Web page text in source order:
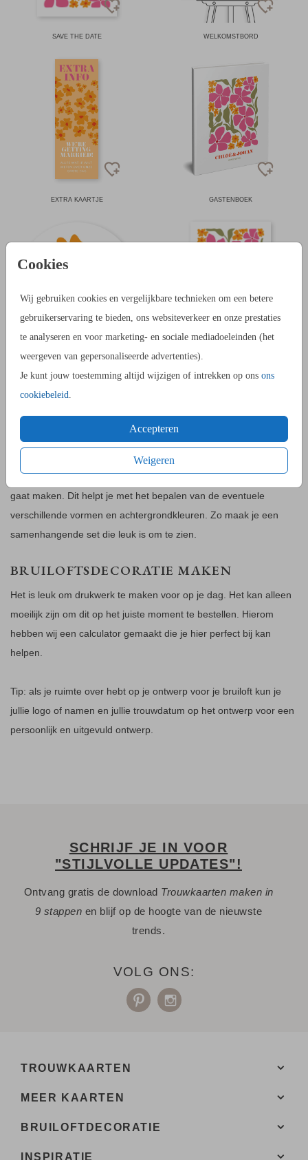
Cookies
Wij gebruiken cookies en vergelijkbare technieken om een betere
gebruikerservaring te bieden, ons websiteverkeer en onze prestaties
te analyseren en voor marketing- en sociale mediadoeleinden (het
weergeven van gepersonaliseerde advertenties).
Je kunt jouw toestemming altijd wijzigen of intrekken op ons ons
cookiebeleid
Accepteren
Weigeren
SAVE THE DATE WELKOMSTBORD
EXTRA KAARTJE GASTENBOEK
SLUITSTICKER
TROUWKAARTENSETS MAKEN
Voor het maken van een trouwkaartenset is het belangrijk om,
voordat je begint met ontwerpen, te bedenken wat je allemaal
gaat maken. Dit helpt je met het bepalen van de eventuele
verschillende vormen en achtergrondkleuren. Zo maak je een
samenhangende set die leuk is om te zien.
BRUILOFTSDECORATIE MAKEN
Het is leuk om drukwerk te maken voor op je dag. Het kan alleen
moeilijk zijn om dit op het juiste moment te bestellen. Hierom
hebben wij een calculator gemaakt die je hier perfect bij kan
helpen.
Tip: als je ruimte over hebt op je ontwerp voor je bruiloft kun je
jullie logo of namen en jullie trouwdatum op het ontwerp voor een
persoonlijk en uitgevuld ontwerp.
SCHRIJF JE IN VOOR
"STIJLVOLLE UPDATES"!
Ontvang gratis de download Trouwkaarten maken in
9 stappen en blijf op de hoogte van de nieuwste
trends.
VOLG ONS:
TROUWKAARTEN
MEER KAARTEN
BRUILOFTDECORATIE
INSPIRATIE